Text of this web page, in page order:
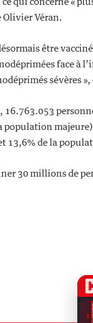
Olivier Véran.
être
face à
sévères »,
16.763.053
13,6% de la
30 millions de
1